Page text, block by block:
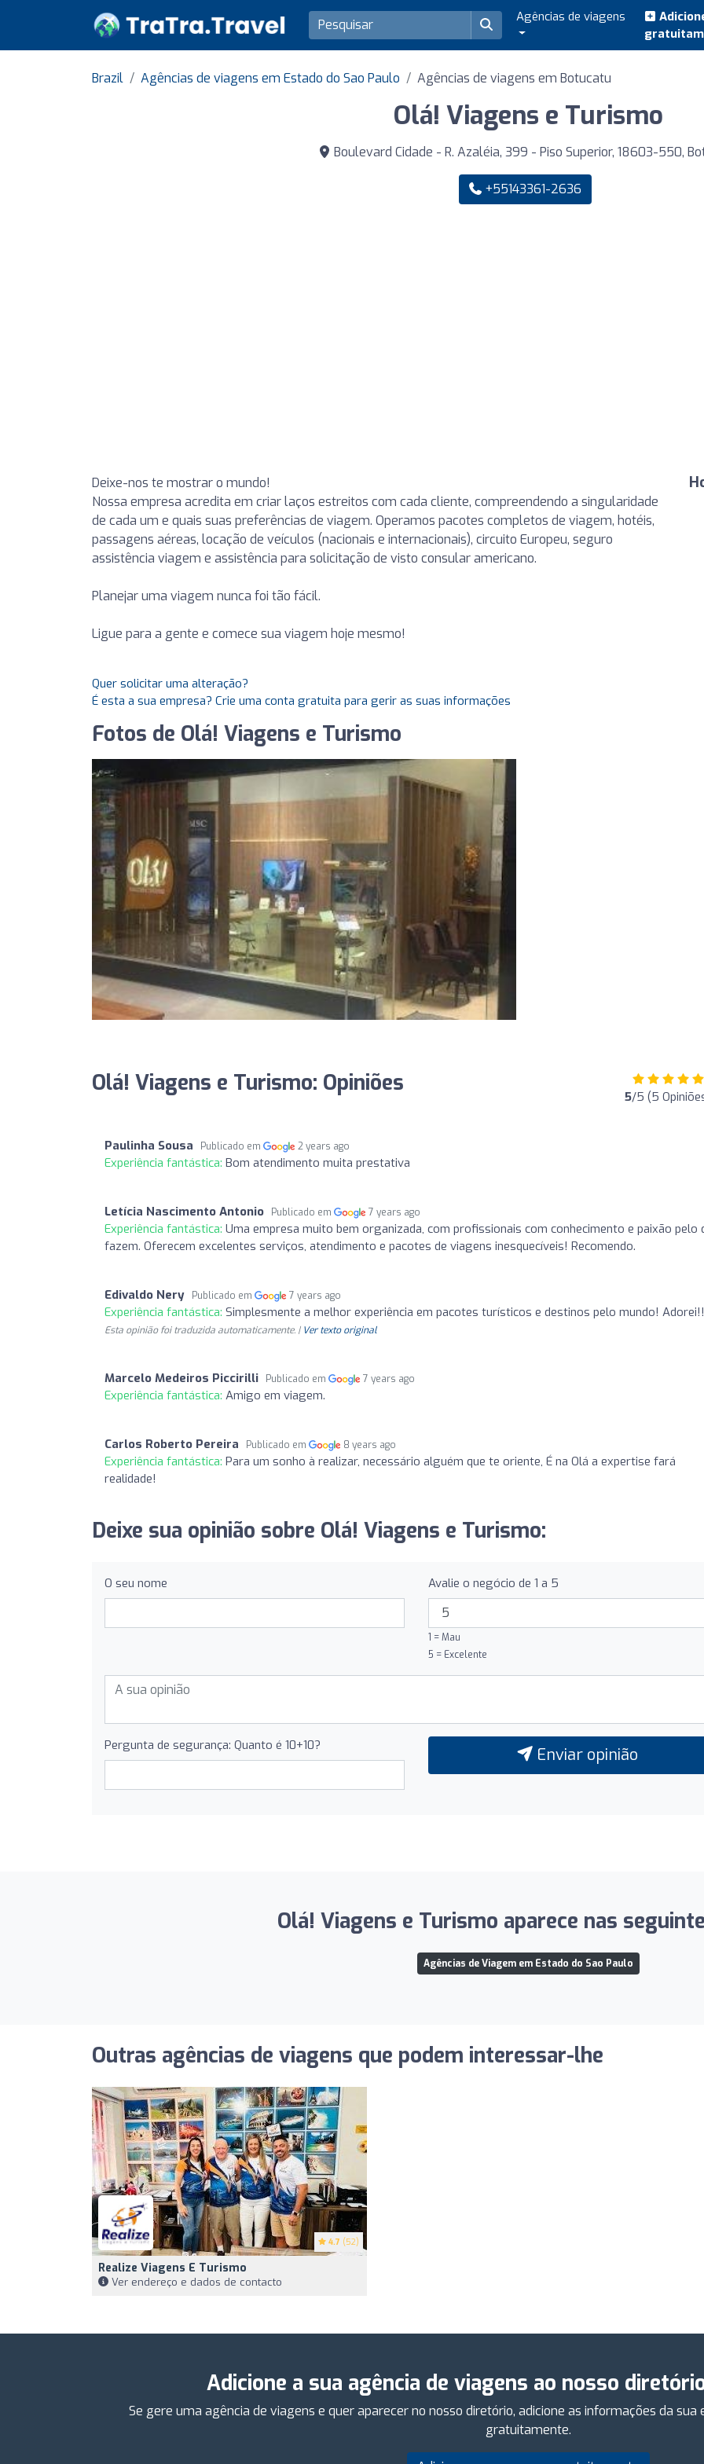
Agências de viagens
Brazil Agências de viagens em Estado do Sao Paulo Agências de viagens em Botucatu
Olá! Viagens e Turismo
Boulevard Cidade - R. Azaléia, 399 - Piso Superior, 18603-550,
+55143361-2636
Deixe-nos te mostrar o mundo!
Nossa empresa acredita em criar laços estreitos com cada cliente, compreendendo a singularidade
de cada um e quais suas preferências de viagem. Operamos pacotes completos de viagem, hotéis,
passagens aéreas, locação de veículos (nacionais e internacionais), circuito Europeu, seguro
assistência viagem e assistência para solicitação de visto consular americano.
Planejar uma viagem nunca foi tão fácil.
Ligue para a gente e comece sua viagem hoje mesmo!
Quer solicitar uma alteração?
É esta a sua empresa? Crie uma conta gratuita para gerir as suas informações
Fotos de Olá! Viagens e Turismo
Olá! Viagens e Turismo: Opiniões 5/5 (5
Paulinha Sousa Publicado em 2 years ago
Experiência fantástica: Bom atendimento muita prestativa
Letícia Nascimento Antonio Publicado em 7 years ago
Experiência fantástica: Uma empresa muito bem organizada, com profissionais com conhecimento e paixão pelo
fazem. Oferecem excelentes serviços, atendimento e pacotes de viagens inesquecíveis! Recomendo.
Edivaldo Nery Publicado em 7 years ago
Experiência fantástica: Simplesmente a melhor experiência em pacotes turísticos e destinos pelo mundo! Adorei!!
Esta opinião foi traduzida automaticamente. | Ver texto original
Marcelo Medeiros Piccirilli Publicado em 7 years ago
Experiência fantástica: Amigo em viagem.
Carlos Roberto Pereira Publicado em 8 years ago
Experiência fantástica: Para um sonho à realizar, necessário alguém que te oriente, É na Olá a expertise fará
realidade!
Deixe sua opinião sobre Olá! Viagens e Turismo:
O seu nome Avalie o negócio de 1 a 5
1 = Mau
5 = Excelente
Pergunta de segurança: Quanto é 10+10? Enviar opinião
Olá! Viagens e Turismo aparece nas
Agências de Viagem em Estado do Sao Paulo
Outras agências de viagens que podem interessar-lhe
4.7 (52)
Realize Viagens E Turismo
Ver endereço e dados de contacto
Adicione a sua agência de viagens ao nosso
Se gere uma agência de viagens e quer aparecer no nosso diretório, adicione as informações da
gratuitamente.